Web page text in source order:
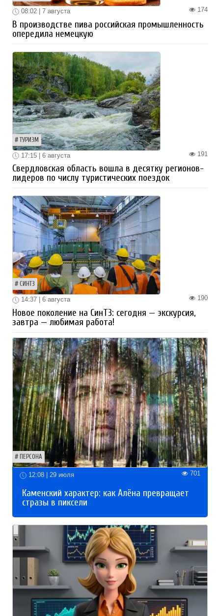
174
08:02 | 7 августа
В производстве пива российская промышленность
опередила немецкую
ТУРИЗМ
191
17:15 | 6 августа
Свердловская область вошла в десятку регионов-
лидеров по числу туристических поездок
СИНТЗ
190
14:37 | 6 августа
Новое поколение на СинТЗ: сегодня — экскурсия,
завтра — любимая работа!
ПЕРСОНА
12:08 | 29 июля 701
Каменский характер: как Алёна превращает
стразы в пиксели